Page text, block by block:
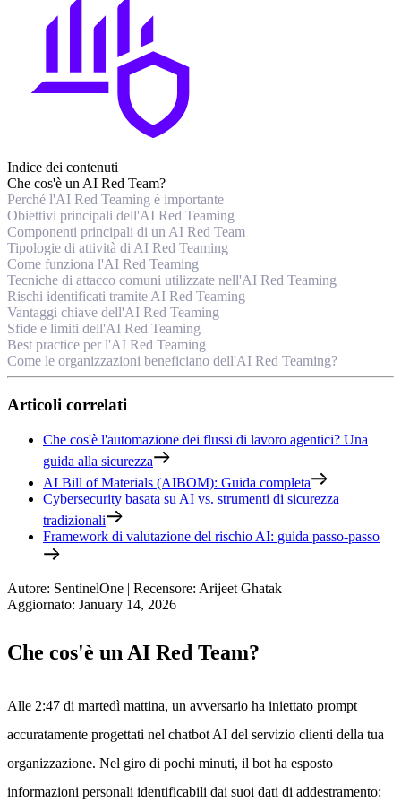
Indice dei contenuti
Che cos'è un AI Red Team?
Perché l'AI Red Teaming è importante
Obiettivi principali dell'AI Red Teaming
Componenti principali di un AI Red Team
Tipologie di attività di AI Red Teaming
Come funziona l'AI Red Teaming
Tecniche di attacco comuni utilizzate nell'AI Red Teaming
Rischi identificati tramite AI Red Teaming
Vantaggi chiave dell'AI Red Teaming
Sfide e limiti dell'AI Red Teaming
Best practice per l'AI Red Teaming
Come le organizzazioni beneficiano dell'AI Red Teaming?
Articoli correlati
Che cos'è l'automazione dei flussi di lavoro agentici? Una
guida alla sicurezza
AI Bill of Materials (AIBOM): Guida completa
Cybersecurity basata su AI vs. strumenti di sicurezza
tradizionali
Framework di valutazione del rischio AI: guida passo-passo
Autore: SentinelOne | Recensore: Arijeet Ghatak
Aggiornato: January 14, 2026
Che cos'è un AI Red Team?
Alle 2:47 di martedì mattina, un avversario ha iniettato prompt
accuratamente progettati nel chatbot AI del servizio clienti della tua
organizzazione. Nel giro di pochi minuti, il bot ha esposto
informazioni personali identificabili dai suoi dati di addestramento: